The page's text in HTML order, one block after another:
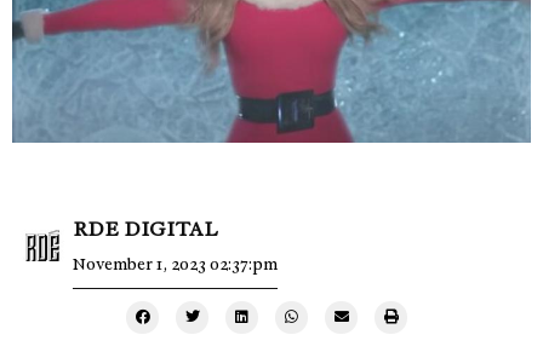
RDE DIGITAL
November 1, 2023 02:37:pm